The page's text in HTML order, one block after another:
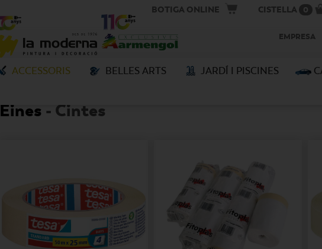
BOTIGA ONLINE CISTELLA 0
EMPRESA
ACCESSORIS BELLES ARTS JARDÍ I PISCINES
Eines - Cintes